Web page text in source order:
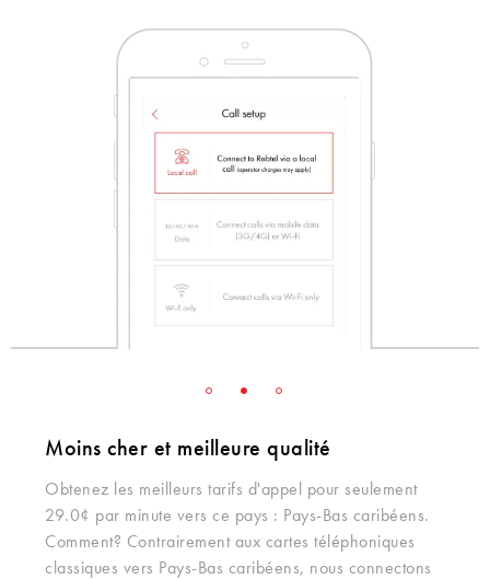
Moins cher et meilleure qualité
Obtenez les meilleurs tarifs d'appel pour seulement
29.0¢ par minute vers ce pays : Pays-Bas caribéens.
Comment? Contrairement aux cartes téléphoniques
classiques vers Pays-Bas caribéens, nous connectons